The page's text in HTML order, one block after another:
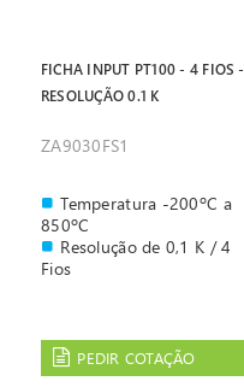
FICHA INPUT PT100 - 4 FIOS -
RESOLUÇÃO 0.1 K
ZA9030FS1
Temperatura -200ºC a
850ºC
Resolução de 0,1 K / 4
Fios
PEDIR COTAÇÃO